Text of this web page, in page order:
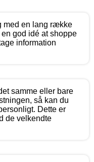
med en lang række
god idé at shoppe
information
samme eller bare
så kan du
Dette er
de velkendte